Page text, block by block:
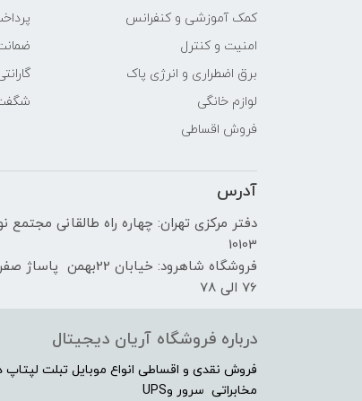
کمک آموزشی و کنفرانس
امنیت و کنترل
برق اضطراری و انرژی پاک
لوازم خانگی
فروش اقساطی
شگفت
آدرس
دفتر مرکزی تهران: چهاره راه طالقانی مجتمع
10103
فروشگاه شاهرود: خیابان 22بهمن
76 الی 78
درباره فروشگاه آریان دیجیتال
فروش نقدی و اقساطی انواع موبایل تبلت
مخابراتی سرور وUPS